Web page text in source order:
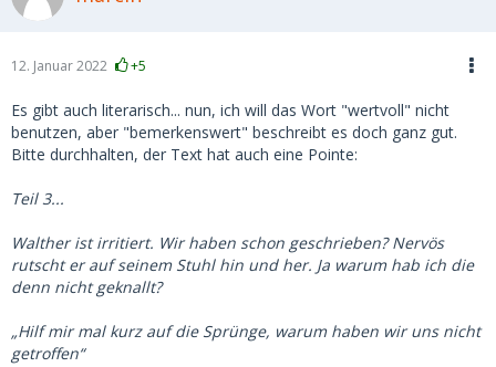
12. Januar 2022 +5
Es gibt auch literarisch... nun, ich will das Wort "wertvoll" nicht
benutzen, aber "bemerkenswert" beschreibt es doch ganz gut.
Bitte durchhalten, der Text hat auch eine Pointe:
Teil 3...
Walther ist irritiert. Wir haben schon geschrieben? Nervös
rutscht er auf seinem Stuhl hin und her. Ja warum hab ich die
denn nicht geknallt?
„Hilf mir mal kurz auf die Sprünge, warum haben wir uns nicht
getroffen“